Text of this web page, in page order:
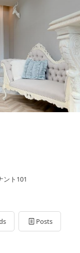
ント101
Posts